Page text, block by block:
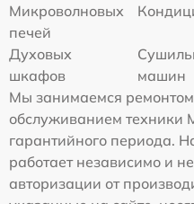
Микроволновых
печей
Духовых
шкафов
машин
Мы занимаемся
обслуживанием техники
гарантийного периода.
работает независимо и
авторизации от